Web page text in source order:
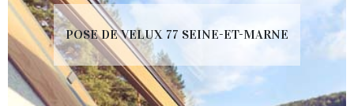
POSE DE VELUX 77 SEINE-ET-MARNE